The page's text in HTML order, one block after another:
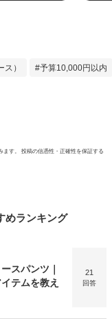
地 お
） 予算10,000円以内
す。 投稿の信憑性・正確性を保証する
めランキング
スパンツ｜
テムを教え
21
回答